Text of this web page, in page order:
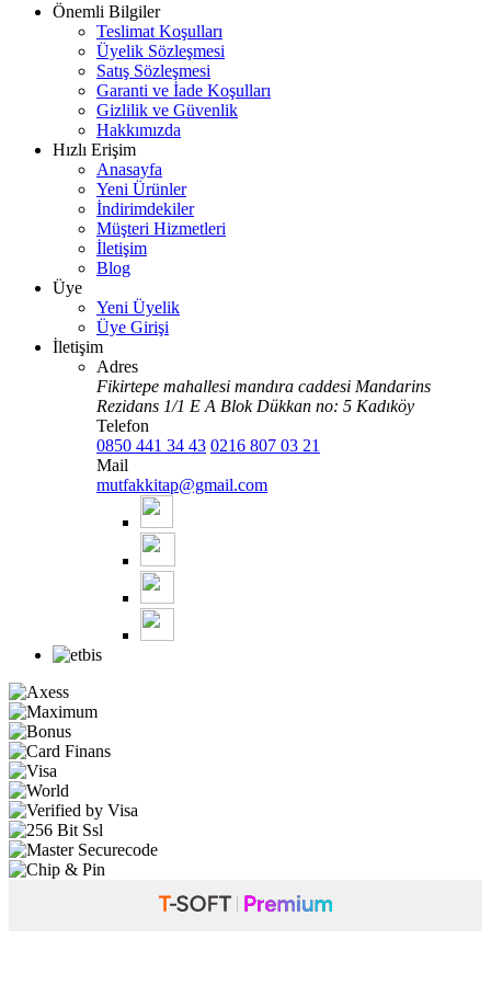
Önemli Bilgiler
Teslimat Koşulları
Üyelik Sözleşmesi
Satış Sözleşmesi
Garanti ve İade Koşulları
Gizlilik ve Güvenlik
Hakkımızda
Hızlı Erişim
Anasayfa
Yeni Ürünler
İndirimdekiler
Müşteri Hizmetleri
İletişim
Blog
Üye
Yeni Üyelik
Üye Girişi
İletişim
Adres
Fikirtepe mahallesi mandıra caddesi Mandarins
Rezidans 1/1 E A Blok Dükkan no: 5 Kadıköy
Telefon
0850 441 34 43 0216 807 03 21
Mail
mutfakkitap@gmail.com